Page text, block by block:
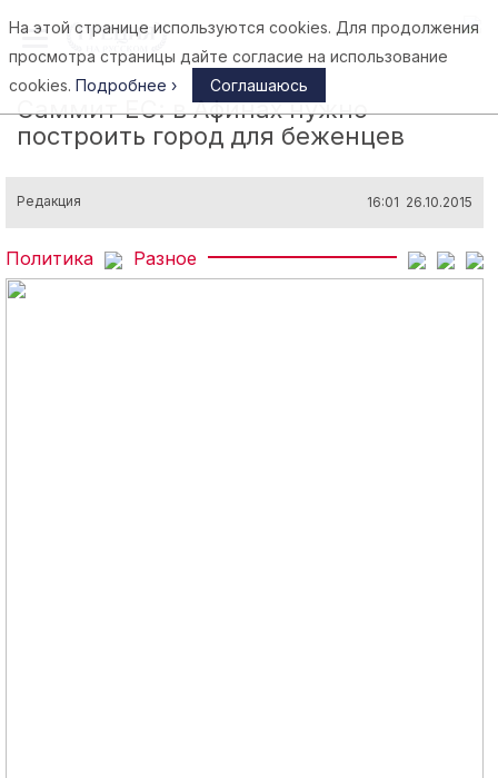
Афины
Саммит ЕС: в Афинах нужно
построить город для беженцев
Редакция 16:01 26.10.2015
Политика Разное
На этой странице используются cookies. Для продолжения
просмотра страницы дайте согласие на использование
cookies. Подробнее › Соглашаюсь